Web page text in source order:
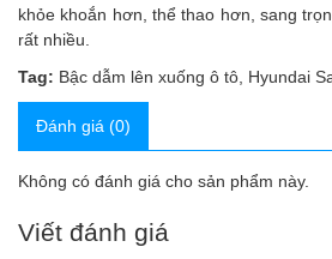
khỏe khoắn hơn, thể thao hơn, sang
rất nhiều.
Tag: Bậc dẫm lên xuống ô tô Hyundai
Đánh giá (0)
Không có đánh giá cho sản phẩm này.
Viết đánh giá